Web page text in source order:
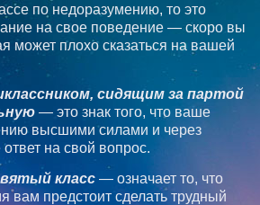
по недоразумению, то это
на свое поведение — скоро вы
может плохо сказаться на вашей
сидящим за партой
— это знак того, что ваше
высшими силами и через
на свой вопрос.
класс — означает то, что
вам предстоит сделать трудный